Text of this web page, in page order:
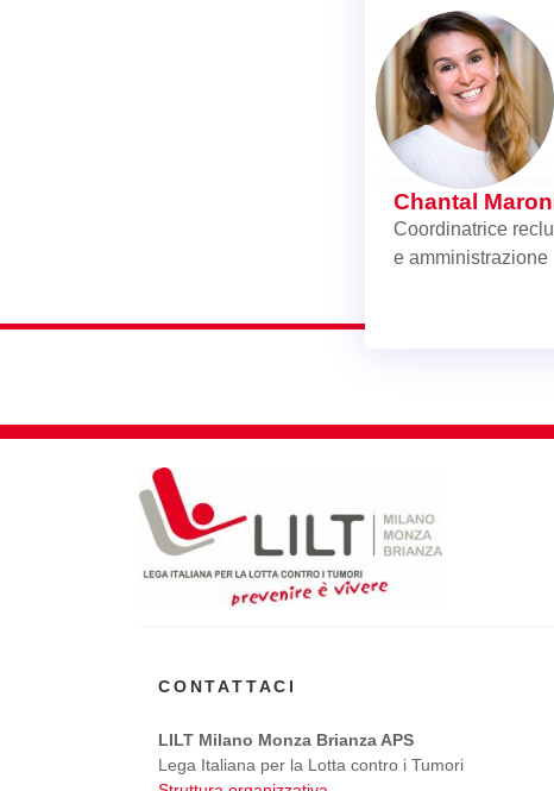
Chantal
Coordinatrice
e amministrazione
CONTATTACI
LILT Milano Monza Brianza APS
Lega Italiana per la Lotta contro i Tumori